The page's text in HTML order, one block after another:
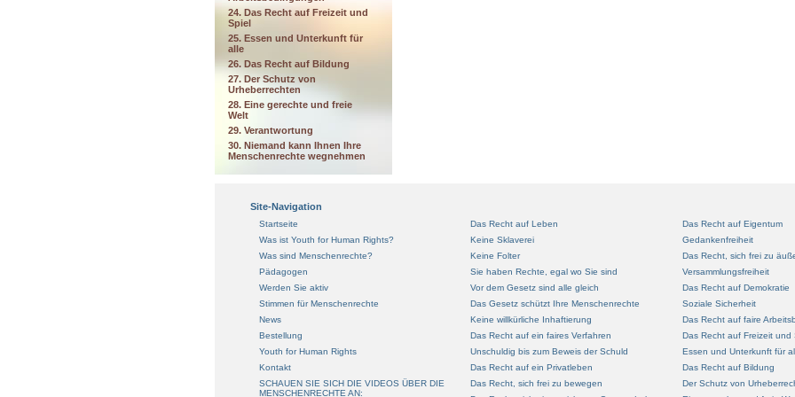
24. Das Recht auf Freizeit und
Spiel
25. Essen und Unterkunft für
alle
26. Das Recht auf Bildung
27. Der Schutz von
Urheberrechten
28. Eine gerechte und freie
Welt
29. Verantwortung
30. Niemand kann Ihnen Ihre
Menschenrechte wegnehmen
Site-Navigation
Startseite
Was ist Youth for Human Rights?
Was sind Menschenrechte?
Pädagogen
Werden Sie aktiv
Stimmen für Menschenrechte
News
Bestellung
Youth for Human Rights
Kontakt
SCHAUEN SIE SICH DIE VIDEOS ÜBER DIE
MENSCHENRECHTE AN:
Das Recht auf Leben
Keine Sklaverei
Keine Folter
Sie haben Rechte, egal wo Sie sind
Vor dem Gesetz sind alle gleich
Das Gesetz schützt Ihre Menschenrechte
Keine willkürliche Inhaftierung
Das Recht auf ein faires Verfahren
Unschuldig bis zum Beweis der Schuld
Das Recht auf ein Privatleben
Das Recht, sich frei zu bewegen
Das Recht auf Eigentum
Gedankenfreiheit
Das Recht, sich frei zu
Versammlungsfreiheit
Das Recht auf Demokratie
Soziale Sicherheit
Das Recht auf faire
Das Recht auf Freizeit und
Essen und Unterkunft für
Das Recht auf Bildung
Der Schutz von